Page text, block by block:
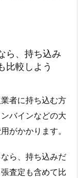
ら、持ち込み
比較しよう
者に持ち込む方
バインなどの大
がかかります。
ら、持ち込みだ
査定も含めて比